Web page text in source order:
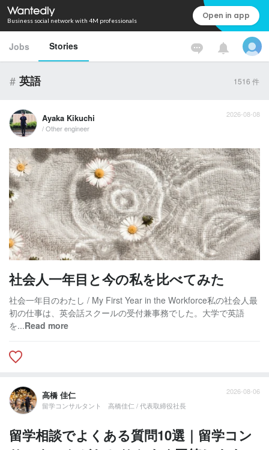
Business social network with 4M professionals Open in app
Jobs Stories
# 英語 1516 件
Ayaka Kikuchi
/ Other engineer
2026-08-08
社会人一年目と今の私を比べてみた
社会一年目のわたし / My First Year in the Workforce私の社会人最
初の仕事は、英会話スクールの受付兼事務でした。大学で英語
を...Read more
高橋 佳仁
留学コンサルタント 高橋佳仁 / 代表取締役社長
2026-08-06
留学相談でよくある質問10選｜留学コン